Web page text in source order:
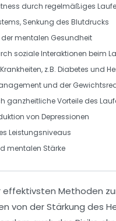
durch regelmäßiges
, Senkung des Blutdrucks
mentalen Gesundheit
soziale Interaktionen beim
, z.B. Diabetes und
und der
ganzheitliche Vorteile des
von Depressionen
Leistungsniveaus
mentalen Stärke
effektivsten Methoden
von derStärkung des